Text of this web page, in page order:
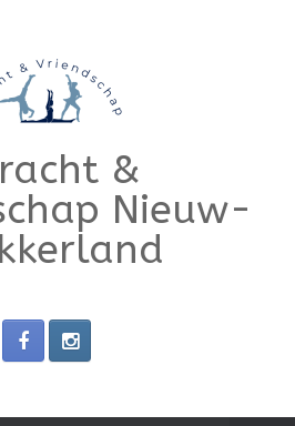
&
Nieuw-